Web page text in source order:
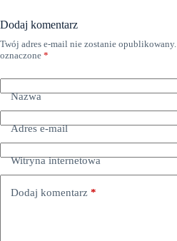
Dodaj komentarz
Twój adres e-mail nie zostanie opublikowany.
oznaczone *
Nazwa
Adres e-mail
Witryna internetowa
Dodaj komentarz *